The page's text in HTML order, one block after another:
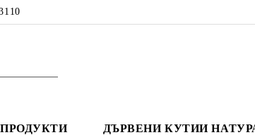
ДЪРВЕНИ КУТИИ